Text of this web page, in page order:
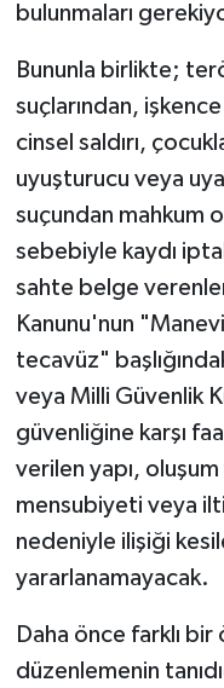
bulunmaları
Bununla birlikte;
suçlarından,
cinsel saldırı,
uyuşturucu veya
suçundan mahkum
sebebiyle kaydı
sahte belge
Kanunu'nun
tecavüz"
veya Milli Güvenlik
güvenliğine karşı
verilen yapı,
mensubiyeti veya
nedeniyle ilişiği
yararlanamayacak.
Daha önce farklı
düzenlemenin